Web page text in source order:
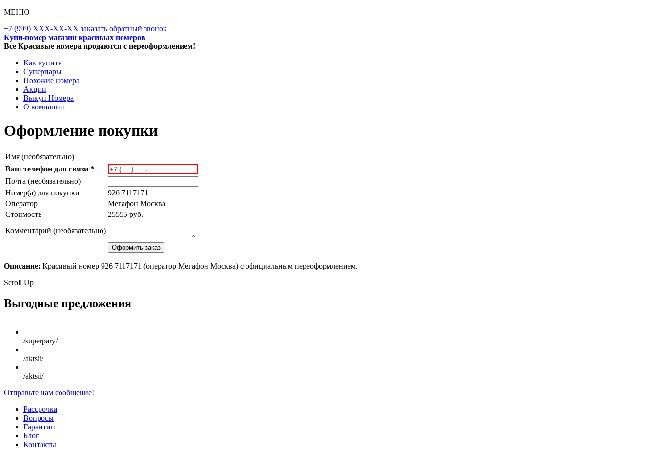
МЕНЮ
+7 (999) XXX-XX-XX заказать обратный звонок
Купи-номер магазин красивых номеров
Все Красивые номера продаются с переоформлением!
Как купить
Суперпары
Похожие номера
Акции
Выкуп Номера
О компании
Оформление покупки
Имя (необязательно)
Ваш телефон для связи *
Почта (необязательно)
Номер(а) для покупки
926 7117171
Оператор
Мегафон Москва
Стоимость
25555 руб.
Комментарий (необязательно)
Описание: Красивый номер 926 7117171 (оператор Мегафон Москва) с официальным переоформлением.
Scroll Up
Выгодные предложения
/superpary/
/aktsii/
/aktsii/
Отправьте нам сообщение!
Рассрочка
Вопросы
Гарантии
Блог
Контакты